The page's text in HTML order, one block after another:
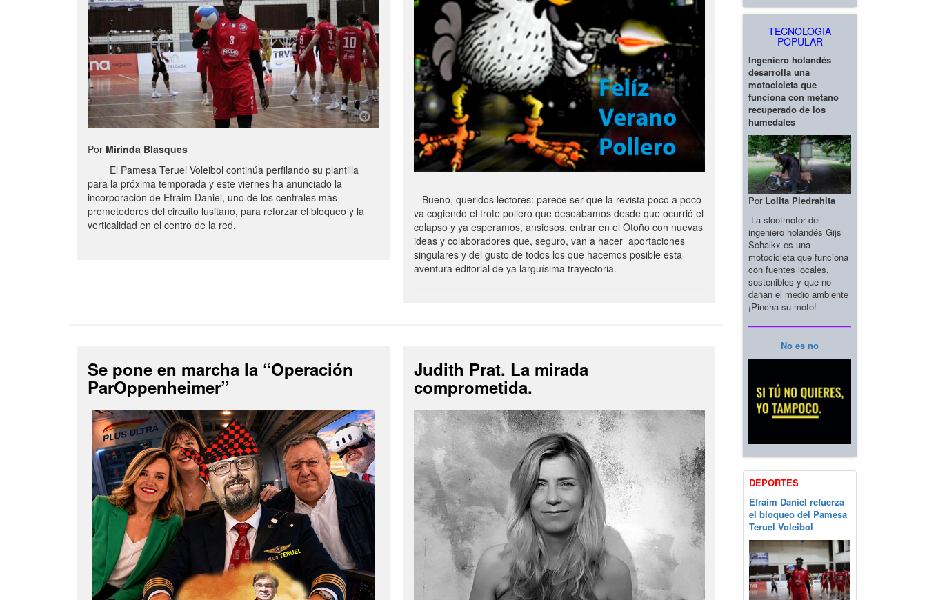
Por Mirinda Blasques
El Pamesa Teruel Voleibol continúa perfilando su plantilla
para la próxima temporada y este viernes ha anunciado la
incorporación de Efraim Daniel, uno de los centrales más
prometedores del circuito lusitano, para reforzar el bloqueo y la
verticalidad en el centro de la red.
Bueno, queridos lectores: parece ser que la revista poco a poco
va cogiendo el trote pollero que deseábamos desde que ocurrió el
colapso y ya esperamos, ansiosos, entrar en el Otoño con nuevas
ideas y colaboradores que, seguro, van a hacer aportaciones
singulares y del gusto de todos los que hacemos posible esta
aventura editorial de ya larguísima trayectoria.
Se pone en marcha la “Operación
ParOppenheimer”
Judith Prat. La mirada
comprometida.
TECNOLOGIA
POPULAR
Ingeniero holandés
desarrolla una
motocicleta que
funciona con metano
recuperado de los
humedales
Por Lolita Piedrahita
La slootmotor del
ingeniero holandés Gijs
Schalkx es una
motocicleta que funciona
con fuentes locales,
sostenibles y que no
dañan el medio ambiente
¡Pincha su moto!
No es no
DEPORTES
Efraim Daniel refuerza
el bloqueo del Pamesa
Teruel Voleibol